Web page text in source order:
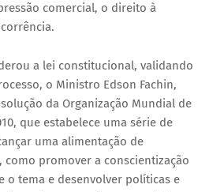
comercial, o direito à
a lei constitucional, validando
o Ministro Edson Fachin,
da Organização Mundial de
que estabelece uma série de
uma alimentação de
como promover a conscientização
o tema e desenvolver políticas e